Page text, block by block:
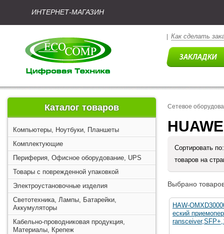
ИНТЕРНЕТ-МАГАЗИН
Как сделать
Каталог товаров
Компьютеры, Ноутбуки, Планшеты
Комплектующие
Периферия, Офисное оборудование, UPS
Товары с поврежденной упаковкой
Электроустановочные изделия
Светотехника, Лампы, Батарейки,
Аккумуляторы
Кабельно-проводниковая продукция,
Материалы, Крепеж
Сетевое
Сортировать
товаров на
Выбрано
HAW-
еский